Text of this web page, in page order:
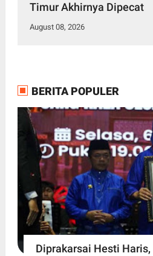
Timur Akhirnya Dipecat
August 08, 2026
BERITA POPULER
Diprakarsai Hesti